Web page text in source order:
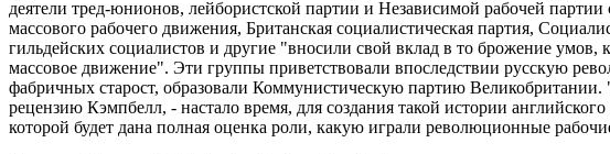
деятели тред-юнионов, лейбористской партии и Независимой рабочей партии
массового рабочего движения, Британская социалистическая партия,
гильдейских социалистов и другие "вносили свой вклад в то брожение умов,
массовое движение". Эти группы приветствовали впоследствии русскую
фабричных старост, образовали Коммунистическую партию
рецензию Кэмпбелл, - настало время, для создания такой истории английского
которой будет дана полная оценка роли, какую играли революционные